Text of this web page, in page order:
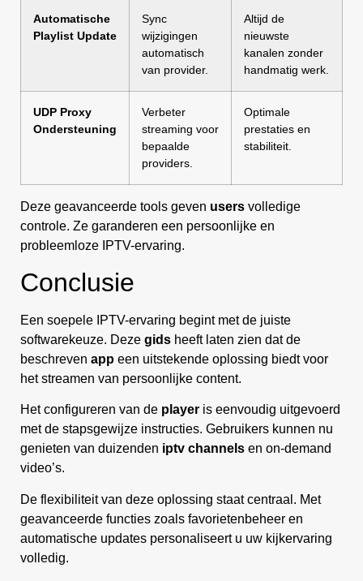
Automatische
Playlist Update
Sync
wijzigingen
automatisch
van provider.
Altijd de
nieuwste
kanalen zonder
handmatig werk.
UDP Proxy
Ondersteuning
Verbeter
streaming voor
bepaalde
providers.
Optimale
prestaties en
stabiliteit.
Deze geavanceerde tools geven users volledige
controle. Ze garanderen een persoonlijke en
probleemloze IPTV-ervaring.
Conclusie
Een soepele IPTV-ervaring begint met de juiste
softwarekeuze. Deze gids heeft laten zien dat de
beschreven app een uitstekende oplossing biedt voor
het streamen van persoonlijke content.
Het configureren van de player is eenvoudig uitgevoerd
met de stapsgewijze instructies. Gebruikers kunnen nu
genieten van duizenden iptv channels en on-demand
video’s.
De flexibiliteit van deze oplossing staat centraal. Met
geavanceerde functies zoals favorietenbeheer en
automatische updates personaliseert u uw kijkervaring
volledig.